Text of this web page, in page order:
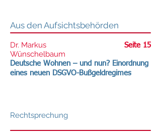
Aus den Aufsichtsbehörden
Dr. Markus
Wünschelbaum
Deutsche Wohnen – und nun? Einordnung
eines neuen DSGVO-Bußgeldregimes
Seite 15
Rechtsprechung